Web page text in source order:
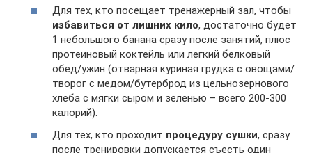
Для тех, кто посещает тренажерный зал, чтобы
избавиться от лишних кило, достаточно будет
1 небольшого банана сразу после занятий, плюс
протеиновый коктейль или легкий белковый
обед/ужин (отварная куриная грудка с овощами/
творог с медом/бутерброд из цельнозернового
хлеба с мягки сыром и зеленью – всего 200-300
калорий).
Для тех, кто проходит процедуру сушки, сразу
после тренировки допускается съесть один